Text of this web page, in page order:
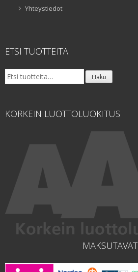
Yhteystiedot
ETSI TUOTTEITA
Etsi: Haku
KORKEIN LUOTTOLUOKITUS
MAKSUTAVAT